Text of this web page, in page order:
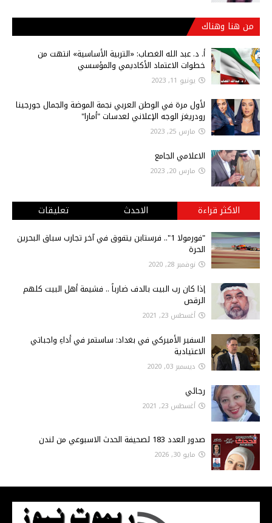
من هنا وهناك
أ‌. د. عبد الله الغصاب: «التربية الأساسية» انتهت من
خطوات الاعتماد الأكاديمي والمؤسسي
يونيو 11, 2023
لأول مرة في الوطن العربي نجمة الموضة والجمال جورجينا
رودريغز الوجه الإعلاني لعدسات "أمارا"
مارس 25, 2023
الاعلامي الجامع
مارس 20, 2023
الاكثر قراءة الاحدث تعليقات
"فورمولا 1".. فرستابن يتفوق في آخر تجارب سباق البحرين
الحرة
نوفمبر 28, 2020
إذا كان رب البيت بالدف ضارباً .. فشيمة أهل البيت كلهم
الرقص
أغسطس 23, 2021
السفير الأميركي في بغداد: ساستمر في أداءِ واجباتي
الاعتيادية
ديسمبر 03, 2020
رجائي
أغسطس 23, 2021
صدور العدد 183 لصحيفة الحدث الاسبوعي من لندن
مايو 30, 2026